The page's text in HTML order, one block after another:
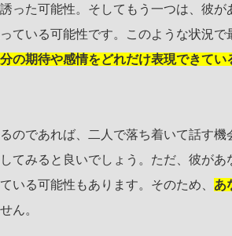
った可能性。そしてもう一つは、彼
ている可能性です。このような状況
の期待や感情をどれだけ表現できてい
のであれば、二人で落ち着いて話す
てみると良いでしょう。ただ、彼が
いる可能性もあります。そのため、 あ
ん。